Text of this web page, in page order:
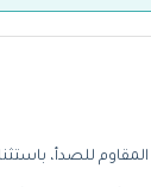
للصدأ،